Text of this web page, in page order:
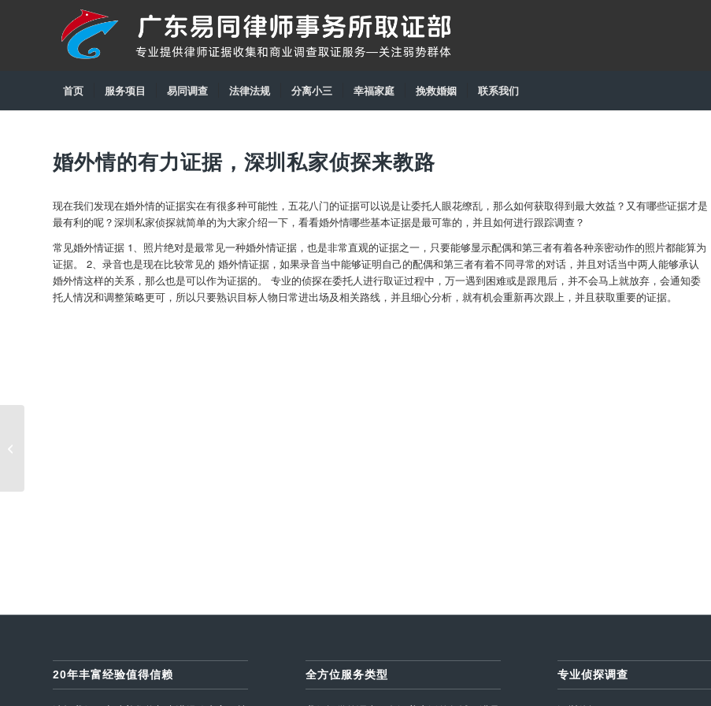
首页 服务项目 易同调查 法律法规 分离小三 幸福家庭 挽救婚姻 联系我们
婚外情的有力证据，深圳私家侦探来教路
现在我们发现在婚外情的证据实在有很多种可能性，五花八门的证据可以说是让委托人眼花缭乱，那么如何获取得到最大效益？又有哪些证据才是
最有利的呢？深圳私家侦探就简单的为大家介绍一下，看看婚外情哪些基本证据是最可靠的，并且如何进行跟踪调查？
常见婚外情证据 1、照片绝对是最常见一种婚外情证据，也是非常直观的证据之一，只要能够显示配偶和第三者有着各种亲密动作的照片都能算为
证据。 2、录音也是现在比较常见的 婚外情证据，如果录音当中能够证明自己的配偶和第三者有着不同寻常的对话，并且对话当中两人能够承认
婚外情这样的关系，那么也是可以作为证据的。 专业的侦探在委托人进行取证过程中，万一遇到困难或是跟甩后，并不会马上就放弃，会通知委
托人情况和调整策略更可，所以只要熟识目标人物日常进出场及相关路线，并且细心分析，就有机会重新再次跟上，并且获取重要的证据。
20年丰富经验值得信赖 全方位服务类型 专业侦探调查